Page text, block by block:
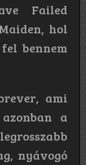
Failed
hol
bennem
ami
a
nyávogó